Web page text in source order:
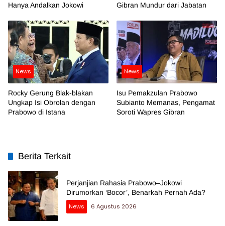
Hanya Andalkan Jokowi
Gibran Mundur dari Jabatan
News
Rocky Gerung Blak-blakan
Ungkap Isi Obrolan dengan
Prabowo di Istana
News
Isu Pemakzulan Prabowo
Subianto Memanas, Pengamat
Soroti Wapres Gibran
Berita Terkait
Perjanjian Rahasia Prabowo–Jokowi
Dirumorkan ‘Bocor’, Benarkah Pernah Ada?
News
6 Agustus 2026